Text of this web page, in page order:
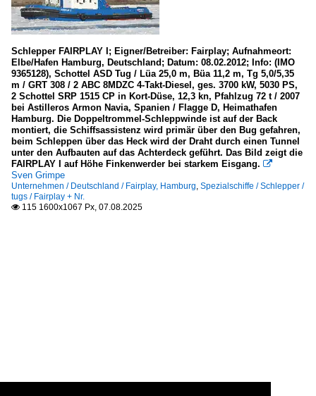
Schlepper FAIRPLAY I; Eigner/Betreiber: Fairplay; Aufnahmeort:
Elbe/Hafen Hamburg, Deutschland; Datum: 08.02.2012; Info: (IMO
9365128), Schottel ASD Tug / Lüa 25,0 m, Büa 11,2 m, Tg 5,0/5,35
m / GRT 308 / 2 ABC 8MDZC 4-Takt-Diesel, ges. 3700 kW, 5030 PS,
2 Schottel SRP 1515 CP in Kort-Düse, 12,3 kn, Pfahlzug 72 t / 2007
bei Astilleros Armon Navia, Spanien / Flagge D, Heimathafen
Hamburg. Die Doppeltrommel-Schleppwinde ist auf der Back
montiert, die Schiffsassistenz wird primär über den Bug gefahren,
beim Schleppen über das Heck wird der Draht durch einen Tunnel
unter den Aufbauten auf das Achterdeck geführt. Das Bild zeigt die
FAIRPLAY I auf Höhe Finkenwerder bei starkem Eisgang. 
Sven Grimpe
Unternehmen / Deutschland / Fairplay, Hamburg, Spezialschiffe / Schlepper /
tugs / Fairplay + Nr.
 115 1600x1067 Px, 07.08.2025